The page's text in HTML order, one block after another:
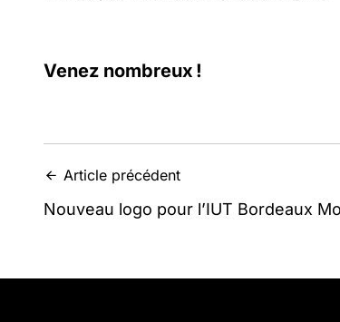
Venez nombreux !
Article précédent
Nouveau logo pour l’IUT Bordeaux